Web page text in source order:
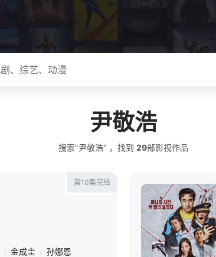
尹敬浩
搜索"尹敬浩" ，找到 29部影视作品
第10集完结
/ 金成圭 / 孙娜恩